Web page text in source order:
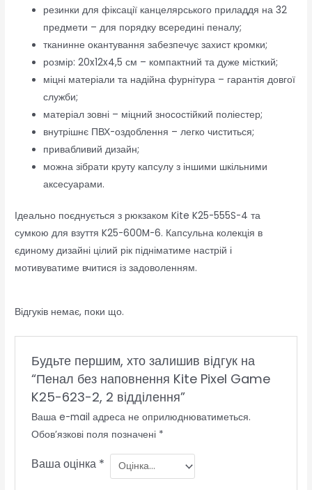
резинки для фіксації канцелярського приладдя на 32
предмети – для порядку всередині пеналу;
тканинне окантування забезпечує захист кромки;
розмір: 20x12x4,5 см – компактний та дуже місткий;
міцні матеріали та надійна фурнітура – гарантія довгої
служби;
матеріал зовні – міцний зносостійкий поліестер;
внутрішнє ПВХ-оздоблення – легко чиститься;
привабливий дизайн;
можна зібрати круту капсулу з іншими шкільними
аксесуарами.
Ідеально поєднується з рюкзаком Kite K25-555S-4 та
сумкою для взуття K25-600M-6. Капсульна колекція в
єдиному дизайні цілий рік підніматиме настрій і
мотивуватиме вчитися із задоволенням.
Відгуків немає, поки що.
Будьте першим, хто залишив відгук на
“Пенал без наповнення Kite Pixel Game
K25-623-2, 2 відділення”
Ваша e-mail адреса не оприлюднюватиметься.
Обов’язкові поля позначені *
Ваша оцінка *